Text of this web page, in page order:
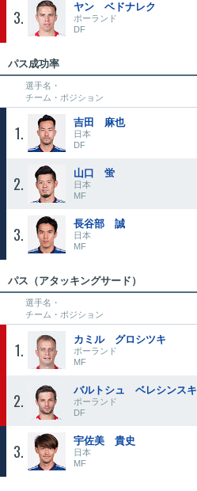
3
ヤン ベドナレク
ポーランド
DF
パス成功率
選手名・
チーム・ポジション
1
吉田 麻也
日本
DF
2
山口 蛍
日本
MF
3
長谷部 誠
日本
MF
パス（アタッキングサード）
選手名・
チーム・ポジション
1
カミル グロシツキ
ポーランド
MF
2
バルトシュ ベレシンスキ
ポーランド
DF
3
宇佐美 貴史
日本
MF